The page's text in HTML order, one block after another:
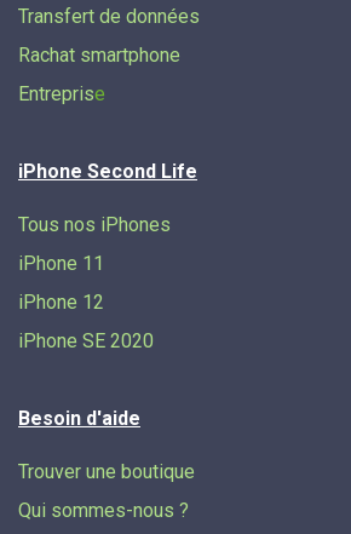
Transfert de données​
Rachat smartphone
Entreprise
iPhone Second Life
Tous nos iPhones
iPhone 11
iPhone 12
iPhone SE 2020
Besoin d'aide
Trouver une boutique
Qui sommes-nous ?